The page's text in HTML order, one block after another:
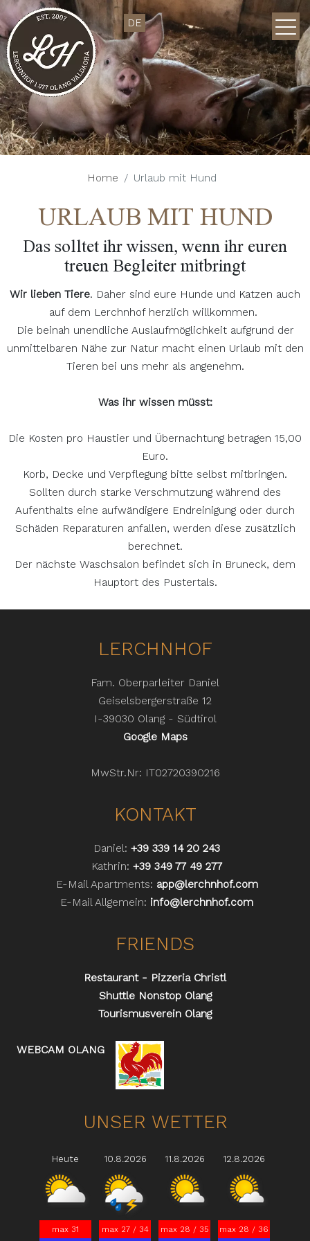
DE
Home Urlaub mit Hund
URLAUB MIT HUND
Das solltet ihr wissen, wenn ihr euren
treuen Begleiter mitbringt
Wir lieben Tiere. Daher sind eure Hunde und Katzen auch
auf dem Lerchnhof herzlich willkommen.
Die beinah unendliche Auslaufmöglichkeit aufgrund der
unmittelbaren Nähe zur Natur macht einen Urlaub mit den
Tieren bei uns mehr als angenehm.
Was ihr wissen müsst:
Die Kosten pro Haustier und Übernachtung betragen 15,00
Euro.
Korb, Decke und Verpflegung bitte selbst mitbringen.
Sollten durch starke Verschmutzung während des
Aufenthalts eine aufwändigere Endreinigung oder durch
Schäden Reparaturen anfallen, werden diese zusätzlich
berechnet.
Der nächste Waschsalon befindet sich in Bruneck, dem
Hauptort des Pustertals.
LERCHNHOF
Fam. Oberparleiter Daniel
Geiselsbergerstraße 12
I-39030 Olang - Südtirol
Google Maps
MwStr.Nr: IT02720390216
KONTAKT
Daniel: +39 339 14 20 243
Kathrin: +39 349 77 49 277
E-Mail Apartments: app@lerchnhof.com
E-Mail Allgemein: info@lerchnhof.com
FRIENDS
Restaurant - Pizzeria Christl
Shuttle Nonstop Olang
Tourismusverein Olang
WEBCAM OLANG
UNSER WETTER
Heute
max 31
10.8.2026
max 27 / 34
11.8.2026
max 28 / 35
12.8.2026
max 28 / 36